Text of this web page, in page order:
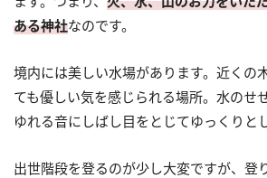
ある神社なのです。
境内には美しい水場があります。近くの
ても優しい気を感じられる場所。水のせ
ゆれる音にしばし目をとじてゆっくりと
出世階段を登るのが少し大変ですが、登